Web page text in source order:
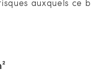
auxquels ce